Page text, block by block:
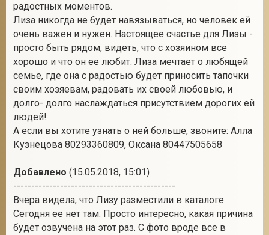
радостных моментов.
Лиза никогда не будет навязываться, но человек ей
очень важен и нужен. Настоящее счастье для Лизы -
просто быть рядом, видеть, что с хозяином все
хорошо и что он ее любит. Лиза мечтает о любящей
семье, где она с радостью будет приносить тапочки
своим хозяевам, радовать их своей любовью, и
долго- долго наслаждаться присутствием дорогих ей
людей!
А если вы хотите узнать о ней больше, звоните: Алла
Кузнецова 80293360809, Оксана 80447505658
Добавлено (15.05.2018, 15:01)
---------------------------------------------
Вчера видела, что Лизу разместили в каталоге.
Сегодня ее нет там. Просто интересно, какая причина
будет озвучена на этот раз. С фото вроде все в